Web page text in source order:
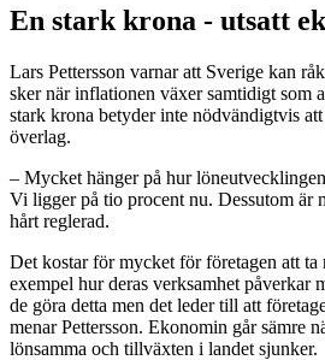
En stark krona - utsatt
Lars Pettersson varnar att Sverige kan
sker när inflationen växer samtidigt som
stark krona betyder inte nödvändigtvis
överlag.
– Mycket hänger på hur
Vi ligger på tio procent nu. Dessutom är
hårt reglerad.
Det kostar för mycket för företagen att
exempel hur deras verksamhet påverkar
de göra detta men det leder till att
menar Pettersson. Ekonomin går sämre
lönsamma och tillväxten i landet sjunker.